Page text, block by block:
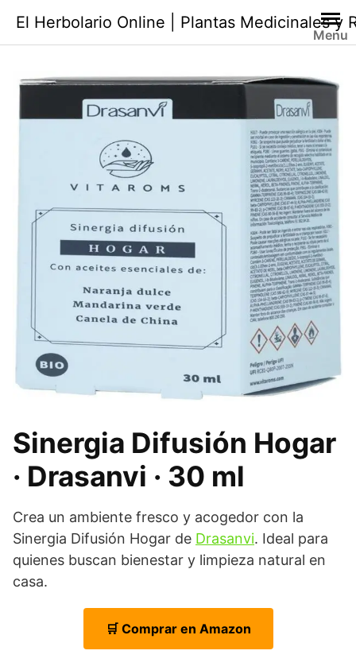
contenido
El Herbolario Online | Plantas Medicinales y
Menu
Sinergia Difusión Hogar
· Drasanvi · 30 ml
Crea un ambiente fresco y acogedor con la
Sinergia Difusión Hogar de Drasanvi. Ideal para
quienes buscan bienestar y limpieza natural en
casa.
🛒 Comprar en Amazon